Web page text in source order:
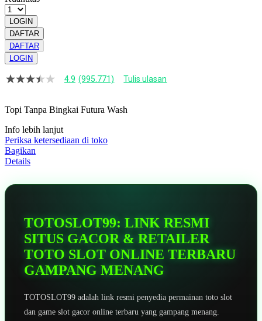
LOGIN
DAFTAR
DAFTAR
LOGIN
4.9
bintang,
rating
rata-
rata.
Read
13
Tautan
4.9 (995.771) Tulis ulasan
Topi Tanpa Bingkai Futura Wash
Info lebih lanjut
Periksa ketersediaan di toko
Bagikan
Details
TOTOSLOT99: LINK RESMI
SITUS GACOR & RETAILER
TOTO SLOT ONLINE TERBARU
GAMPANG MENANG
TOTOSLOT99 adalah link resmi penyedia permainan toto slot
dan game slot gacor online terbaru yang gampang menang.